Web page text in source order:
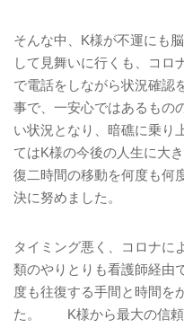
そんな中、 K様が不運にも
して見舞いに行くも、コロ
で電話をしながら状況確認
事で、一安心ではあるもの
い状況となり、暗礁に乗り
てはK様の今後の人生に大
復二時間の移動を何度も何
決に努めました。
タイミング悪く、コロナに
類のやりとりも看護師経由
度も往復する手間と時間を
た。 K様から最大の信